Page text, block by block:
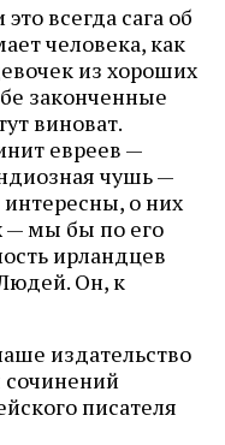
всегда сага об
человека, как
из хороших
законченные
виноват.
евреев —
чушь —
о них
— мы бы по его
ирландцев
Он, к
издательство
сочинений
писателя